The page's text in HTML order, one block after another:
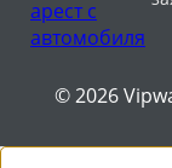
© 2026